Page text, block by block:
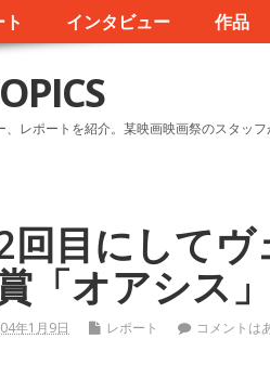
インタビュー 作品
レポートを紹介。某映画映画祭のスタッ
回目にしてヴ
「オアシス
年1月9日 レポート コメントは